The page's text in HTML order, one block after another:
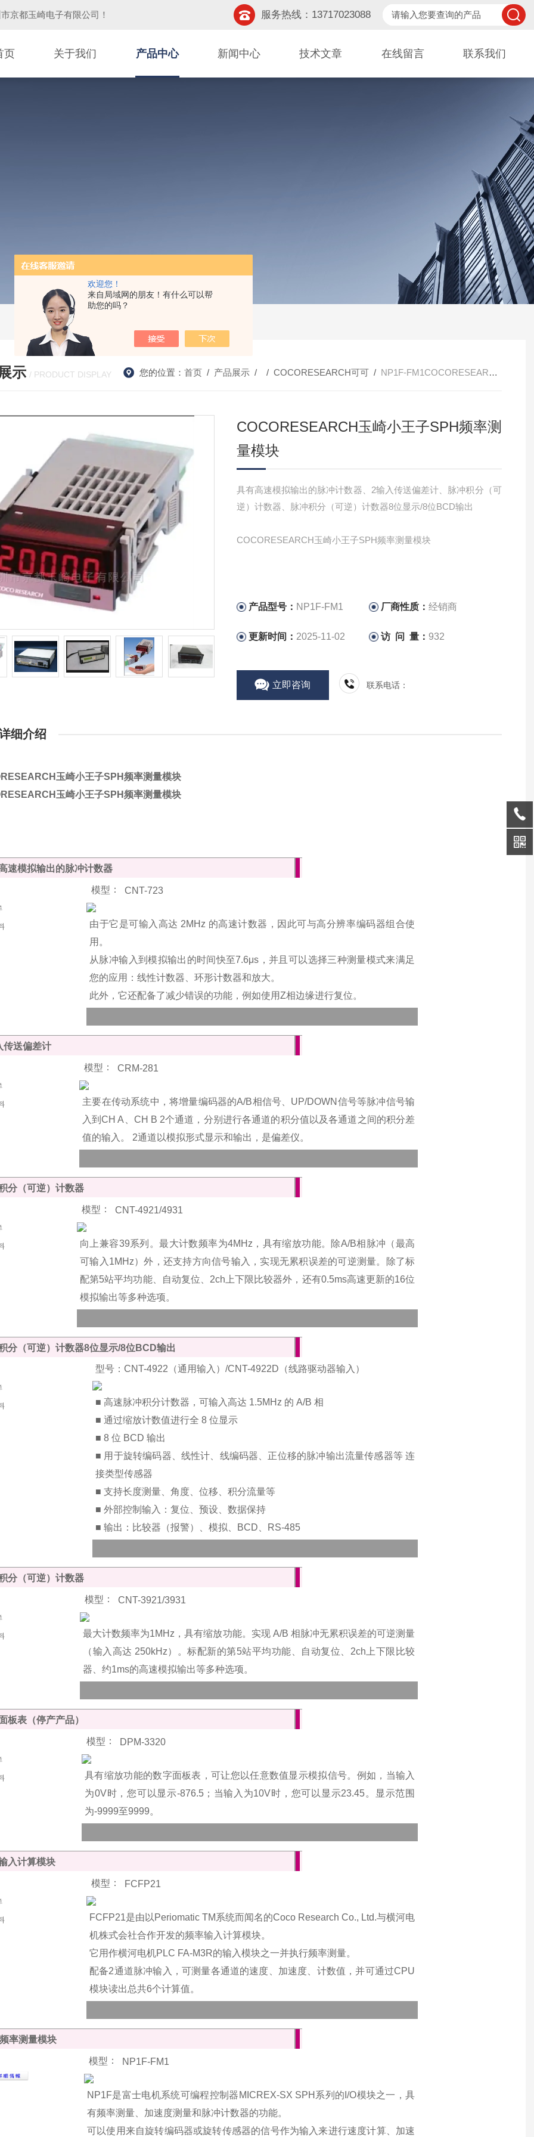
欢迎您！
来自局域网的朋友！有什么可以帮
助您的吗？
京都玉崎电子有限公司 ！ 服务热线：13717023088
页 关于我们 产品中心 新闻中心 技术文章 在线留言 联系我们
示 / PRODUCT DISPLAY 您的位置： 首页/ 产品展示/ / COCORESEARCH可可/ NP1F-FM1COCORESEARCH玉崎小王子SPH频率测量模块
COCORESEARCH玉崎小王子SPH频率测
量模块
具有高速模拟输出的脉冲计数器、2输入传送偏差计、脉冲积分（可
逆）计数器、脉冲积分（可逆）计数器8位显示/8位BCD输出
COCORESEARCH玉崎小王子SPH频率测量模块
产品型号： NP1F-FM1 厂商性质：经销商
更新时间： 2025-11-02 访 问 量： 932
立即咨询 联系电话：
细介绍
玉崎小王子SPH频率测量模块
玉崎小王子SPH频率测量模块
速模拟输出的脉冲计数器
模型 ： CNT-723
由于它是可输入高达 2MHz 的高速计数器，因此可与高分辨率编码器组合使
用。
从脉冲输入到模拟输出的时间快至7.6μs，并且可以选择三种测量模式来满足
您的应用：线性计数器、环形计数器和放大。
此外，它还配备了减少错误的功能，例如使用Z相边缘进行复位。
传送偏差计
模型 ： CRM-281
主要在传动系统中，将增量编码器的A/B相信号、UP/DOWN信号等脉冲信号输
入到CH A、CH B 2个通道，分别进行各通道的积分值以及各通道之间的积分差
值的输入。 2通道以模拟形式显示和输出，是偏差仪。
分（可逆）计数器
模型 ： CNT-4921/4931
向上兼容39系列。最大计数频率为4MHz，具有缩放功能。 除A/B相脉冲（最高
可输入1MHz）外，还支持方向信号输入，实现无累积误差的可逆测量。
除了标
配第5站平均功能、自动复位、2ch上下限比较器外，还有0.5ms高速更新的16位
模拟输出等多种选项。
分（可逆）计数器8位显示/8位BCD输出
型号：CNT-4922（通用输入）/CNT-4922D（线路驱动器输入）
■ 高速脉冲积分计数器，可输入高达 1.5MHz 的 A/B 相
■ 通过缩放计数值进行全 8 位显示
■ 8 位 BCD 输出
■ 用于旋转编码器、线性计、线编码器、正位移的脉冲输出流量传感器等 连
接类型传感器
■ 支持长度测量、角度、位移、积分流量等
■ 外部控制输入：复位、预设、数据保持
■ 输出：比较器（报警）、模拟、BCD、RS-485
分（可逆）计数器
模型 ： CNT-3921/3931
最大计数频率为1MHz，具有缩放功能。 实现 A/B 相脉冲无累积误差的可逆测量
（输入高达 250kHz）。标配新的第5站平均功能、自动复位、2ch上下限比较
器、约1ms的高速模拟输出等多种选项。
板表（停产产品）
模型 ： DPM-3320
具有缩放功能的数字面板表，可让您以任意数值显示模拟信号。 例如，当输入
为0V时，您可以显示-876.5；当输入为10V时，您可以显示23.45。
显示范围
为-9999至9999。
入计算模块
模型 ： FCFP21
FCFP21是由以PeriomaticTM系统而闻名的Coco Research Co., Ltd.与横河电
机株式会社合作开发的频率输入计算模块。
它用作横河电机PLC FA-M3R的输入模块之一并执行频率测量。
配备2通道脉冲输入，可测量各通道的速度、加速度、计数值，并可通过CPU
模块读出总共6个计算值。
率测量模块
模型 ： NP1F-FM1
NP1F是富士电机系统可编程控制器MICREX-SX SPH系列的I/O模块之一，具
有频率测量、加速度测量和脉冲计数器的功能。
可以使用来自旋转编码器或旋转传感器的信号作为输入来进行速度计算、加速